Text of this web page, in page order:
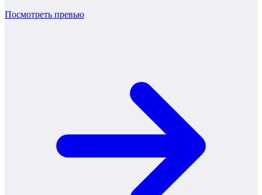
Посмотреть превью